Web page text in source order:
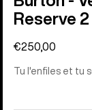
Reserve
€250,00
Tu l'enfiles et tu